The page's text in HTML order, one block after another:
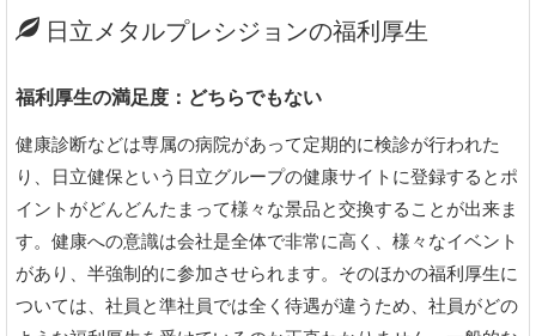
日立メタルプレシジョンの福利厚生
福利厚生の満足度：どちらでもない
健康診断などは専属の病院があって定期的に検診が行われた
り、日立健保という日立グループの健康サイトに登録するとポ
イントがどんどんたまって様々な景品と交換することが出来ま
す。健康への意識は会社是全体で非常に高く、様々なイベント
があり、半強制的に参加させられます。そのほかの福利厚生に
ついては、社員と準社員では全く待遇が違うため、社員がどの